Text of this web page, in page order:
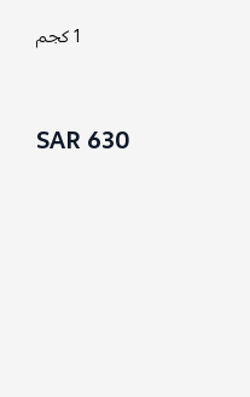
1 كجم
630 SAR